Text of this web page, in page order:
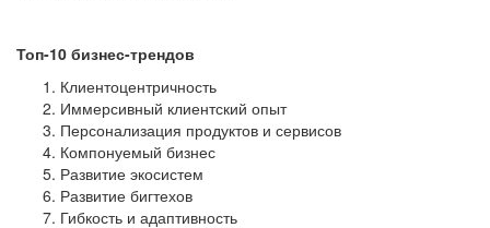
Топ-10 бизнес-трендов
Клиентоцентричность
Иммерсивный клиентский опыт
Персонализация продуктов и сервисов
Компонуемый бизнес
Развитие экосистем
Развитие бигтехов
Гибкость и адаптивность